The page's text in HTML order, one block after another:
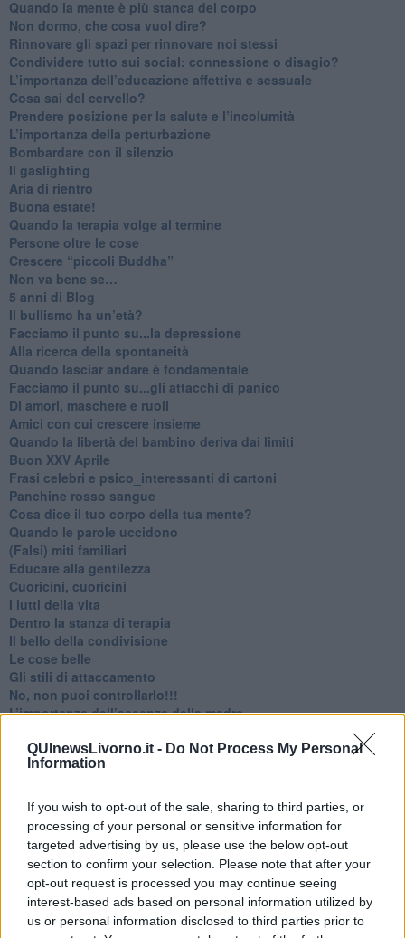
QUInewsLivorno.it - Do Not Process My Personal
Information
If you wish to opt-out of the sale, sharing to third parties, or
processing of your personal or sensitive information for
targeted advertising by us, please use the below opt-out
section to confirm your selection. Please note that after your
opt-out request is processed you may continue seeing
interest-based ads based on personal information utilized by
us or personal information disclosed to third parties prior to
​Quando la mente è più stanca del corpo
Non dormo, che cosa vuol dire?
​Rinnovare gli spazi per rinnovare noi stessi
​Condividere tutto sui social: connessione o disagio?
​L’importanza dell’educazione affettiva e sessuale
​Cosa sai del cervello?
Prendere posizione per la salute e l’incolumità
L’importanza della perturbazione
​Bombardare con il silenzio
Il gaslighting
Aria di rientro
Buona estate!
​Quando la terapia volge al termine
​Persone oltre le cose
​Crescere “piccoli Buddha”
Non va bene se…
​5 anni di Blog
​Il bullismo ha un’età?
Facciamo il punto su...la depressione
​Alla ricerca della spontaneità
​Quando lasciar andare è fondamentale
Facciamo il punto su...gli attacchi di panico
Di amori, maschere e ruoli
​Amici con cui crescere insieme
​Quando la libertà del bambino deriva dai limiti
Buon XXV Aprile
​Frasi celebri e psico_interessanti di cartoni
​Panchine rosso sangue
​Cosa dice il tuo corpo della tua mente?
​Quando le parole uccidono
​(Falsi) miti familiari
​Educare alla gentilezza
​Cuoricini, cuoricini
I lutti della vita
​Dentro la stanza di terapia
​Il bello della condivisione
Le cose belle
​Gli stili di attaccamento
No, non puoi controllarlo!!!
​L’importanza dell’assenza della madre
​L’anno che verrà
​Cazzullo e nostre radici
​Abbiamo perso tutti
E se le cose non vanno come vorresti?
​Chi sono i genitori elicottero
Come è davvero la terapia
Quando il diritto alla disconnessione non viene accolto
​L’importanza della comunicazione in famiglia
​Il diritto ad essere disconnessi
​Il pensiero dicotomico e la salute mentale